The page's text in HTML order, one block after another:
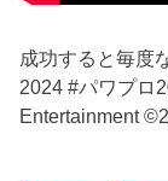
成功すると毎度
2024 #パワプロ
Entertainment